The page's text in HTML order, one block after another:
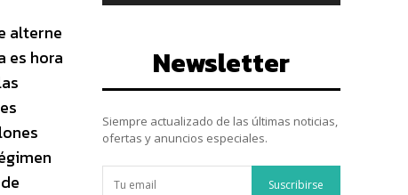
alterne
es hora
Newsletter
Siempre actualizado de las últimas noticias,
ofertas y anuncios especiales.
Suscribirse